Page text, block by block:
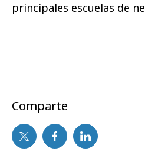
principales escuelas de
Comparte